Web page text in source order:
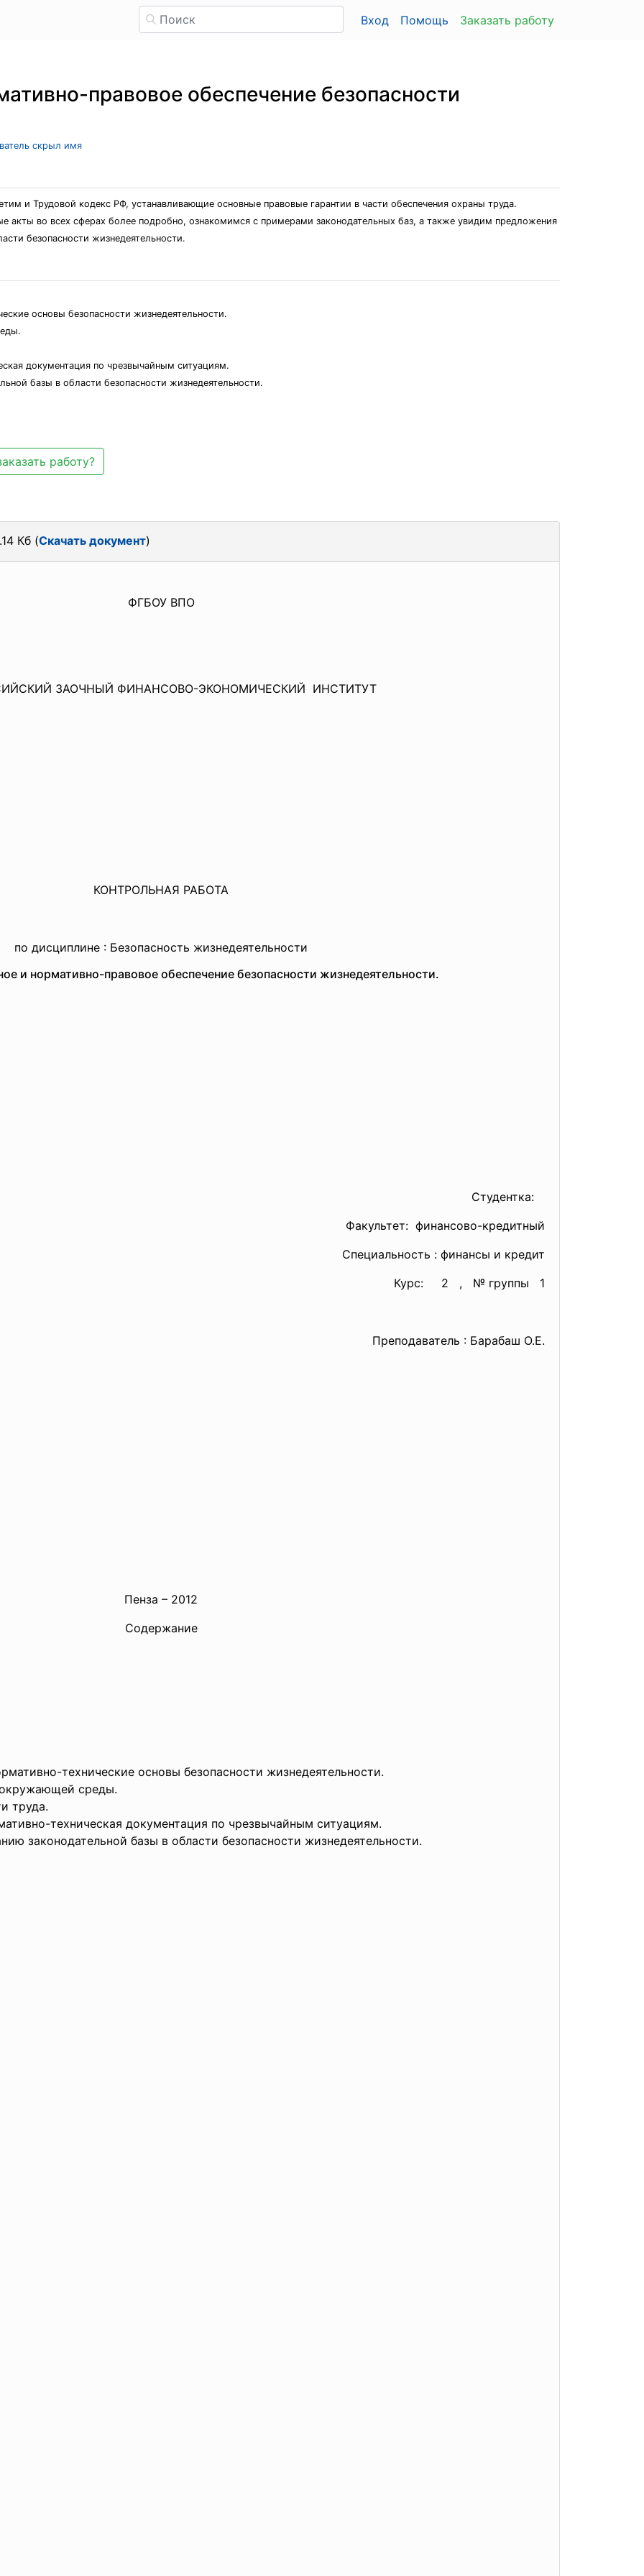
Вход Помощь Заказать работу
правовое обеспечение безопасности
скрыл имя
и Трудовой кодекс РФ, устанавливающие основные правовые гарантии в части обеспечения охраны труда.
во всех сферах более подробно, ознакомимся с примерами законодательных баз, а также увидим предложения
безопасности жизнедеятельности.
основы безопасности жизнедеятельности.
документация по чрезвычайным ситуациям.
базы в области безопасности жизнедеятельности.
работу?
Кб (Скачать документ)
ФГБОУ ВПО
ЗАОЧНЫЙ ФИНАНСОВО-ЭКОНОМИЧЕСКИЙ ИНСТИТУТ
КОНТРОЛЬНАЯ РАБОТА
по дисциплине : Безопасность жизнедеятельности
и нормативно-правовое обеспечение безопасности жизнедеятельности.
Студентка:
Факультет: финансово-кредитный
Специальность : финансы и кредит
Курс: 2 , № группы 1
Преподаватель : Барабаш О.Е.
Пенза – 2012
Содержание
технические основы безопасности жизнедеятельности.
окружающей среды.
труда.
техническая документация по чрезвычайным ситуациям.
законодательной базы в области безопасности жизнедеятельности.